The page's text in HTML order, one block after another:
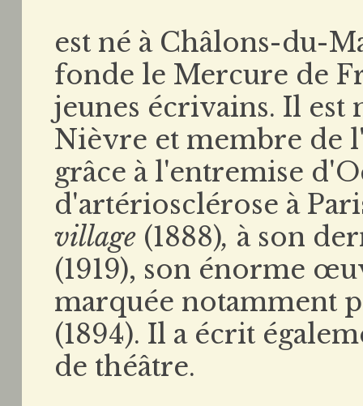
est né à Châlons-du-
fonde le Mercure de
jeunes écrivains. Il
Nièvre et membre de
grâce à l'entremise
d'artériosclérose à
village (1888), à son
(1919), son énorme
marquée notamment
(1894). Il a écrit
de théâtre.